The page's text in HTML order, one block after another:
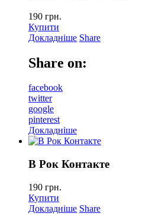
190 грн.
Купити
Докладніше Share
Share on:
facebook
twitter
google
pinterest
Докладніше
В Рок Контакте
190 грн.
Купити
Докладніше Share